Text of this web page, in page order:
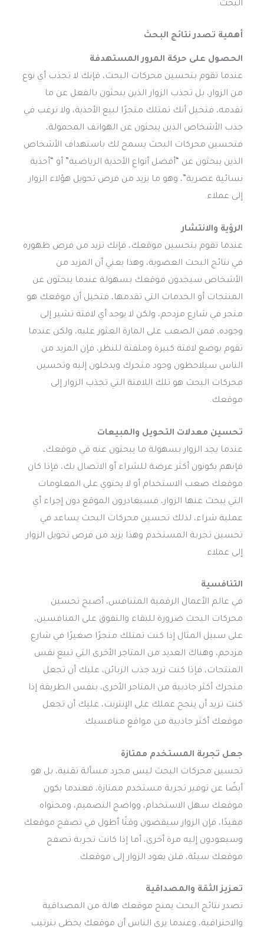
البحث.
أهمية تصدر نتائج البحث
الحصول على حركة المرور المستهدفة
عندما تقوم بتحسين محركات البحث، فإنك لا تجذب أي نوع
من الزوار، بل تجذب الزوار الذين يبحثون بالفعل عن ما
تقدمه، فتخيل أنك تمتلك متجرًا لبيع الأحذية، ولا ترغب في
جذب الأشخاص الذين يبحثون عن الهواتف المحمولة،
فتحسين محركات البحث يسمح لك باستهداف الأشخاص
الذين يبحثون عن “أفضل أنواع الأحذية الرياضية” أو “أحذية
نسائية عصرية”، وهو ما يزيد من فرص تحويل هؤلاء الزوار
إلى عملاء.
الرؤية والانتشار
عندما تقوم بتحسين موقعك، فإنك تزيد من فرص ظهوره
في نتائج البحث العضوية، وهذا يعني أن المزيد من
الأشخاص سيجدون موقعك بسهولة عندما يبحثون عن
المنتجات أو الخدمات التي تقدمها، فتخيل أن موقعك هو
متجر في شارع مزدحم، ولكن لا يوجد أي لافتة تشير إلى
وجوده، فمن الصعب على المارة العثور عليه، ولكن عندما
تقوم بوضع لافتة كبيرة وملفتة للنظر، فإن المزيد من
الناس سيلاحظون وجود متجرك ويدخلون إليه وتحسين
محركات البحث هو تلك اللافتة التي تجذب الزوار إلى
موقعك.
تحسين معدلات التحويل والمبيعات
عندما يجد الزوار بسهولة ما يبحثون عنه في موقعك،
فإنهم يكونون أكثر عرضة للشراء أو الاتصال بك، فإذا كان
موقعك صعب الاستخدام أو لا يحتوي على المعلومات
التي يبحث عنها الزوار، فسيغادرون الموقع دون إجراء أي
عملية شراء، لذلك تحسين محركات البحث يساعد في
تحسين تجربة المستخدم وهذا يزيد من فرص تحويل الزوار
إلى عملاء.
التنافسية
في عالم الأعمال الرقمية المتنافس، أصبح تحسين
محركات البحث ضرورة للبقاء والتفوق على المنافسين،
على سبيل المثال إذا كنت تمتلك متجرًا صغيرًا في شارع
مزدحم، وهناك العديد من المتاجر الأخرى التي تبيع نفس
المنتجات، فإذا كنت تريد جذب الزبائن، عليك أن تجعل
متجرك أكثر جاذبية من المتاجر الأخرى، بنفس الطريقة إذا
كنت تريد أن ينجح عملك على الإنترنت، عليك أن تجعل
موقعك أكثر جاذبية من مواقع منافسيك.
جعل تجربة المستخدم ممتازة
تحسين محركات البحث ليس مجرد مسألة تقنية، بل هو
أيضًا عن توفير تجربة مستخدم ممتازة، فعندما يكون
موقعك سهل الاستخدام، وواضح التصميم، ومحتواه
مفيدًا، فإن الزوار سيقضون وقتًا أطول في تصفح موقعك
وسيعودون إليه مرة أخرى، أما إذا كانت تجربة تصفح
موقعك سيئة، فلن يعود الزوار إلى موقعك.
تعزيز الثقة والمصداقية
تصدر نتائج البحث يمنح موقعك هالة من المصداقية
والاحترافية، وعندما يرى الناس أن موقعك يحظى بترتيب